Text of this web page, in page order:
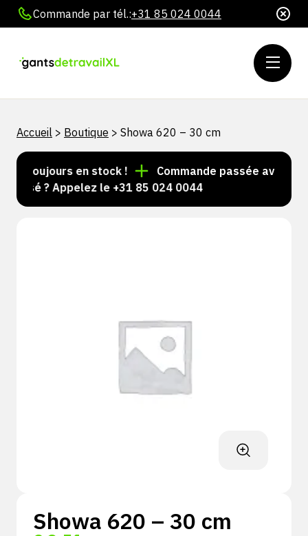
Commande par tél.:+31 85 024 0044
Accueil > Boutique > Showa 620 – 30 cm
toujours en stock !
Commande passée avant 15
? Appelez le +31 85 024 0044
Showa 620 – 30 cm